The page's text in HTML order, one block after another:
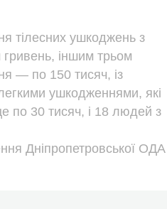
тілесних ушкоджень з
іншим трьом
— по 150 тисяч, із
ушкодженнями, які
по 30 тисяч, і 18 людей з
Дніпропетровської ОДА